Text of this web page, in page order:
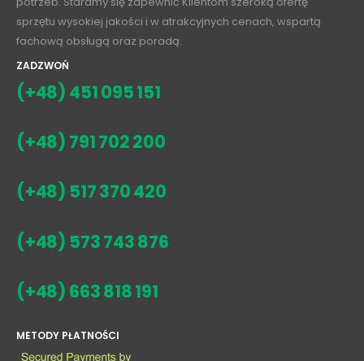
sprzętu wysokiej jakości i w atrakcyjnych cenach, wspartą
fachową obsługą oraz poradą.
(+48) 451 095 151
(+48) 791 702 200
(+48) 517 370 420
(+48) 573 743 876
(+48) 663 818 191